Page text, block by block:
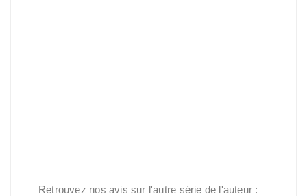
Retrouvez nos avis sur l'autre série de l'auteur :